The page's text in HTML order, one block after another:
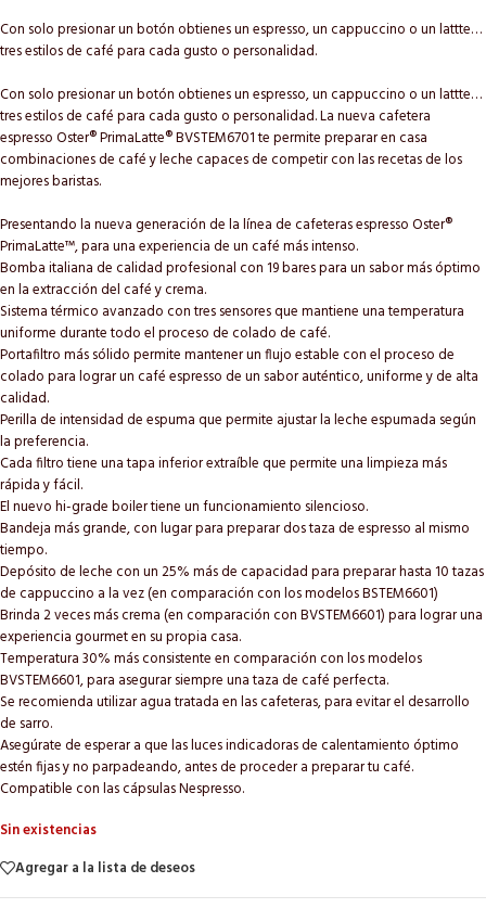
Con solo presionar un botón obtienes un espresso, un cappuccino o un lattte…
tres estilos de café para cada gusto o personalidad.
Con solo presionar un botón obtienes un espresso, un cappuccino o un lattte…
tres estilos de café para cada gusto o personalidad. La nueva cafetera
espresso Oster® PrimaLatte® BVSTEM6701 te permite preparar en casa
combinaciones de café y leche capaces de competir con las recetas de los
mejores baristas.
Presentando la nueva generación de la línea de cafeteras espresso Oster®
PrimaLatte™, para una experiencia de un café más intenso.
Bomba italiana de calidad profesional con 19 bares para un sabor más óptimo
en la extracción del café y crema.
Sistema térmico avanzado con tres sensores que mantiene una temperatura
uniforme durante todo el proceso de colado de café.
Portafiltro más sólido permite mantener un flujo estable con el proceso de
colado para lograr un café espresso de un sabor auténtico, uniforme y de alta
calidad.
Perilla de intensidad de espuma que permite ajustar la leche espumada según
la preferencia.
Cada filtro tiene una tapa inferior extraíble que permite una limpieza más
rápida y fácil.
El nuevo hi-grade boiler tiene un funcionamiento silencioso.
Bandeja más grande, con lugar para preparar dos taza de espresso al mismo
tiempo.
Depósito de leche con un 25% más de capacidad para preparar hasta 10 tazas
de cappuccino a la vez (en comparación con los modelos BSTEM6601)
Brinda 2 veces más crema (en comparación con BVSTEM6601) para lograr una
experiencia gourmet en su propia casa.
Temperatura 30% más consistente en comparación con los modelos
BVSTEM6601, para asegurar siempre una taza de café perfecta.
Se recomienda utilizar agua tratada en las cafeteras, para evitar el desarrollo
de sarro.
Asegúrate de esperar a que las luces indicadoras de calentamiento óptimo
estén fijas y no parpadeando, antes de proceder a preparar tu café.
Compatible con las cápsulas Nespresso.
Sin existencias
Agregar a la lista de deseos